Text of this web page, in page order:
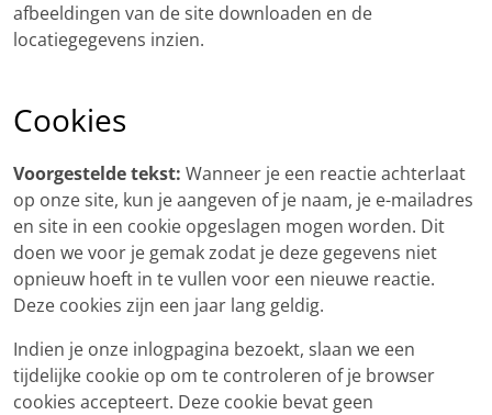
afbeeldingen van de site downloaden en de
locatiegegevens inzien.
Cookies
Voorgestelde tekst: Wanneer je een reactie achterlaat
op onze site, kun je aangeven of je naam, je e-mailadres
en site in een cookie opgeslagen mogen worden. Dit
doen we voor je gemak zodat je deze gegevens niet
opnieuw hoeft in te vullen voor een nieuwe reactie.
Deze cookies zijn een jaar lang geldig.
Indien je onze inlogpagina bezoekt, slaan we een
tijdelijke cookie op om te controleren of je browser
cookies accepteert. Deze cookie bevat geen